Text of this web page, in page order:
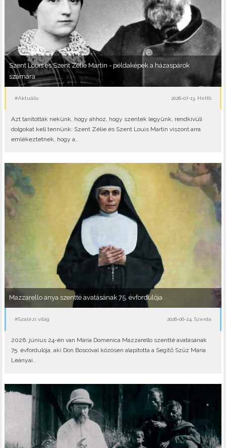
Szent Louis és Szent Zélie Martin - példaképek a házaspárok
számára
#Aktuális 2026-07-13, Hétfő
Azt tanították nekünk, hogy ahhoz, hogy szentek legyünk, rendkívüli
dolgokat kell tennünk: Szent Zélie és Szent Louis Martin viszont arra
emlékeztetnek, hogy a..
Mazzarello anya szentté avatásának 75. évfordulója
#Szalézi világ 2026-06-24, Szerda
2026. június 24-én van Mária Domenica Mazzarello szentté avatásának
75. évfordulója, aki Don Boscóval közösen alapította a Segítő Szűz Mária
Leányai..